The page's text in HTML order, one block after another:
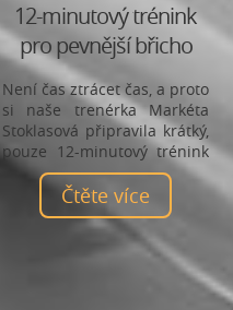
12-minutový trénink
pro pevnější břicho
Není čas ztrácet čas, a proto
si naše trenérka Markéta
Stoklasová připravila krátký,
pouze 12-minutový trénink
pro pevnější a štíhlejší
Čtěte více